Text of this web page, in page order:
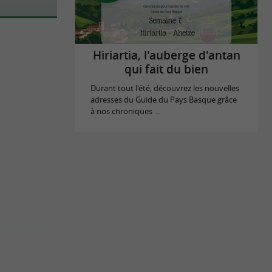
Hiriartia, l'auberge d'antan
qui fait du bien
Durant tout l'été, découvrez les nouvelles
adresses du Guide du Pays Basque grâce
à nos chroniques ...